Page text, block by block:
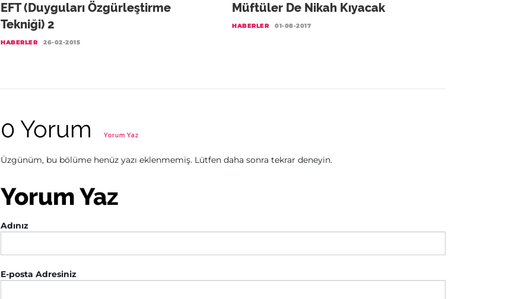
EFT (Duyguları Özgürleştirme
Tekniği) 2
HABERLER 26-02-2015
Müftüler De Nikah Kıyacak
HABERLER 01-08-2017
0 Yorum Yorum Yaz
Üzgünüm, bu bölüme henüz yazı eklenmemiş. Lütfen daha sonra tekrar deneyin.
Yorum Yaz
Adınız
E-posta Adresiniz